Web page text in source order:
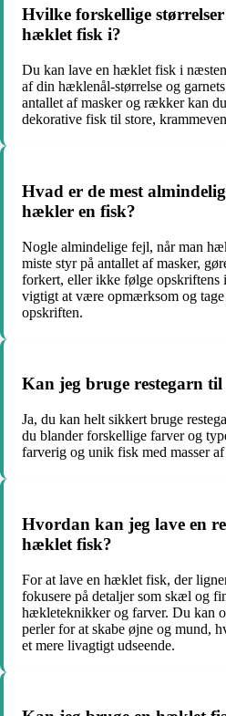
Hvilke forskellige
hæklet fisk i?
Du kan lave en hæklet fisk i
af din hæklenål-størrelse og
antallet af masker og rækker kan
dekorative fisk til store,
Hvad er de mest
hækler en fisk?
Nogle almindelige fejl, når man
miste styr på antallet af masker,
forkert, eller ikke følge opskriftens
vigtigt at være opmærksom og
opskriften.
Kan jeg bruge restegarn
Ja, du kan helt sikkert bruge
du blander forskellige farver og
farverig og unik fisk med masser
Hvordan kan jeg lave en
hæklet fisk?
For at lave en hæklet fisk, der
fokusere på detaljer som skæl og
hækleteknikker og farver. Du kan
perler for at skabe øjne og mund,
et mere livagtigt udseende.